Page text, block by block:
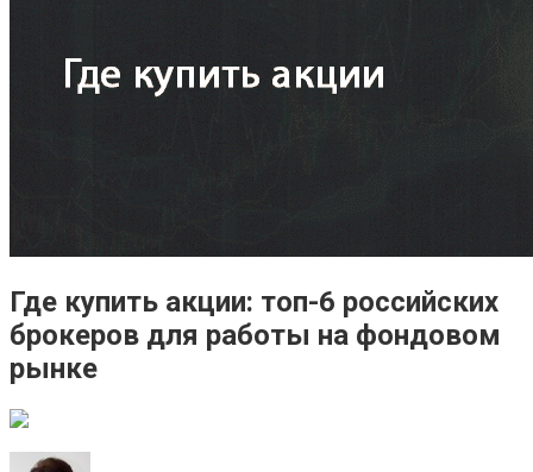
Где купить акции: топ-6 российских
брокеров для работы на фондовом
рынке